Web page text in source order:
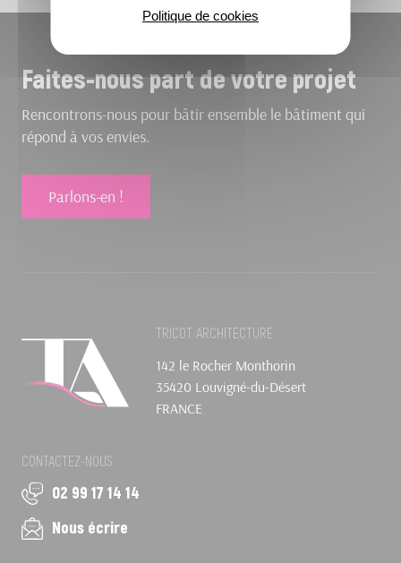
Faites-nous part de votre projet
Rencontrons-nous pour bâtir ensemble le bâtiment qui
répond à vos envies.
Parlons-en !
TRICOT ARCHITECTURE
142 le Rocher Monthorin
35420 Louvigné-du-Désert
FRANCE
CONTACTEZ-NOUS
02 99 17 14 14
Nous écrire
Politique de cookies